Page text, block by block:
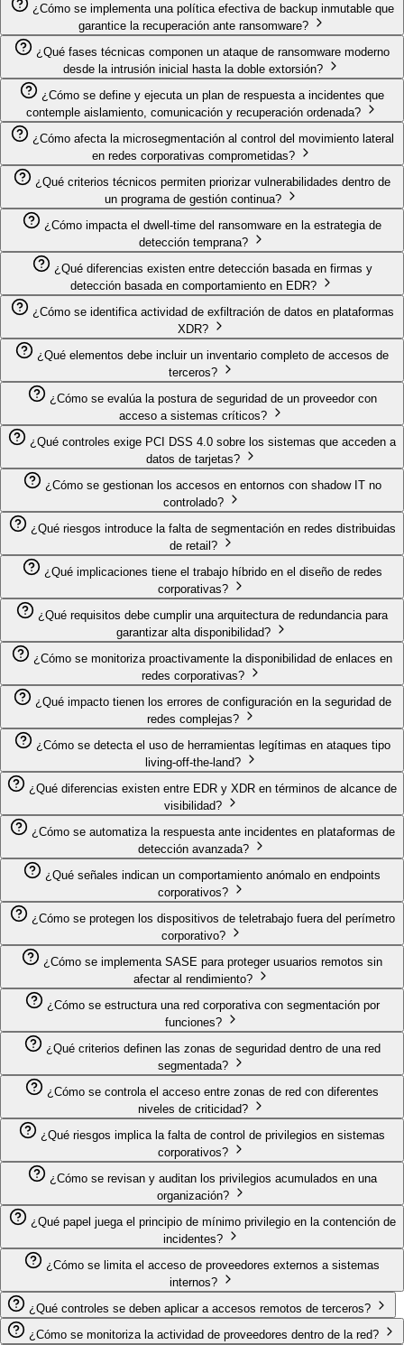
¿Cómo se implementa una política efectiva de backup inmutable que
garantice la recuperación ante ransomware?
¿Qué fases técnicas componen un ataque de ransomware moderno
desde la intrusión inicial hasta la doble extorsión?
¿Cómo se define y ejecuta un plan de respuesta a incidentes que
contemple aislamiento, comunicación y recuperación ordenada?
¿Cómo afecta la microsegmentación al control del movimiento lateral
en redes corporativas comprometidas?
¿Qué criterios técnicos permiten priorizar vulnerabilidades dentro de
un programa de gestión continua?
¿Cómo impacta el dwell-time del ransomware en la estrategia de
detección temprana?
¿Qué diferencias existen entre detección basada en firmas y
detección basada en comportamiento en EDR?
¿Cómo se identifica actividad de exfiltración de datos en plataformas
XDR?
¿Qué elementos debe incluir un inventario completo de accesos de
terceros?
¿Cómo se evalúa la postura de seguridad de un proveedor con
acceso a sistemas críticos?
¿Qué controles exige PCI DSS 4.0 sobre los sistemas que acceden a
datos de tarjetas?
¿Cómo se gestionan los accesos en entornos con shadow IT no
controlado?
¿Qué riesgos introduce la falta de segmentación en redes distribuidas
de retail?
¿Qué implicaciones tiene el trabajo híbrido en el diseño de redes
corporativas?
¿Qué requisitos debe cumplir una arquitectura de redundancia para
garantizar alta disponibilidad?
¿Cómo se monitoriza proactivamente la disponibilidad de enlaces en
redes corporativas?
¿Qué impacto tienen los errores de configuración en la seguridad de
redes complejas?
¿Cómo se detecta el uso de herramientas legítimas en ataques tipo
living-off-the-land?
¿Qué diferencias existen entre EDR y XDR en términos de alcance de
visibilidad?
¿Cómo se automatiza la respuesta ante incidentes en plataformas de
detección avanzada?
¿Qué señales indican un comportamiento anómalo en endpoints
corporativos?
¿Cómo se protegen los dispositivos de teletrabajo fuera del perímetro
corporativo?
¿Cómo se implementa SASE para proteger usuarios remotos sin
afectar al rendimiento?
¿Cómo se estructura una red corporativa con segmentación por
funciones?
¿Qué criterios definen las zonas de seguridad dentro de una red
segmentada?
¿Cómo se controla el acceso entre zonas de red con diferentes
niveles de criticidad?
¿Qué riesgos implica la falta de control de privilegios en sistemas
corporativos?
¿Cómo se revisan y auditan los privilegios acumulados en una
organización?
¿Qué papel juega el principio de mínimo privilegio en la contención de
incidentes?
¿Cómo se limita el acceso de proveedores externos a sistemas
internos?
¿Qué controles se deben aplicar a accesos remotos de terceros?
¿Cómo se monitoriza la actividad de proveedores dentro de la red?